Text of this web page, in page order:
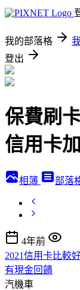
我的部落格
登出
保費刷
信用卡
相簿 部落
4年前
2021信用卡比較
有現金回饋
汽機車